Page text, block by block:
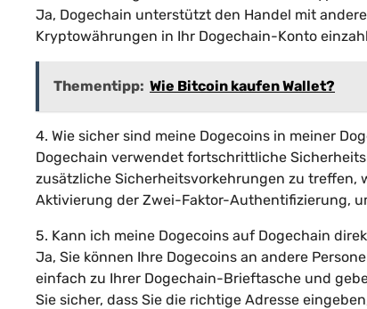
Ja, Dogechain unterstützt den Handel mit
Kryptowährungen in Ihr Dogechain-Konto
Thementipp: Wie Bitcoin kaufen Wallet?
4. Wie sicher sind meine Dogecoins in meiner
Dogechain verwendet fortschrittliche
zusätzliche Sicherheitsvorkehrungen zu treffen,
Aktivierung der Zwei-Faktor-Authentifizierung,
5. Kann ich meine Dogecoins auf Dogechain
Ja, Sie können Ihre Dogecoins an andere
einfach zu Ihrer Dogechain-Brieftasche und
Sie sicher, dass Sie die richtige Adresse